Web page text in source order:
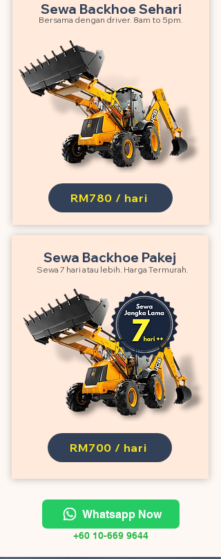
Sewa Backhoe Sehari
Bersama dengan driver. 8am to 5pm.
RM780 / hari
Sewa Backhoe Pakej
Sewa 7 hari atau lebih. Harga Termurah.
RM700 / hari
Whatsapp Now
+60 10-669 9644